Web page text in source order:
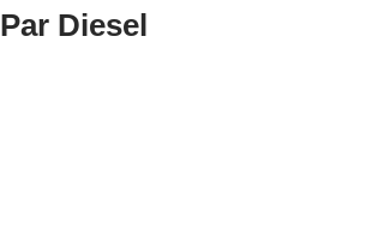
Par Diesel